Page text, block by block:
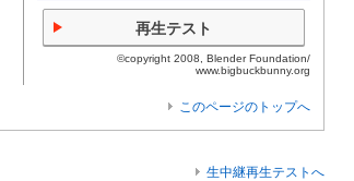
再生テスト
©copyright 2008, Blender Foundation/
www.bigbuckbunny.org
このページのトップへ
生中継再生テストへ